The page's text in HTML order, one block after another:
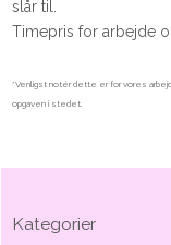
slår til.
Timepris for arbejde
*Venligst notér dette er for vores
opgaven i stedet.
Kategorier